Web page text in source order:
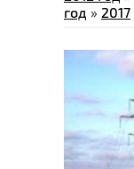
год » 2017